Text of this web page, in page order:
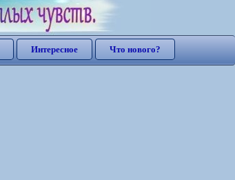
Интересное Что нового?